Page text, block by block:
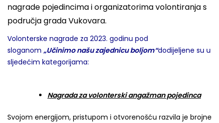
nagrade pojedincima i organizatorima volontiranja s
područja grada Vukovara.
Volonterske nagrade za 2023. godinu pod
sloganom „Učinimo našu zajednicu boljom“dodijeljene su u
sljedećim kategorijama:
Nagrada za volonterski angažman pojedinca
Svojom energijom, pristupom i otvorenošću razvila je brojne